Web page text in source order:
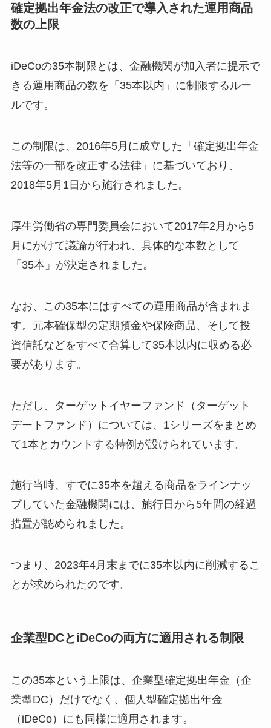
確定拠出年金法の改正で導入された運用商品
数の上限
iDeCoの35本制限とは、金融機関が加入者に提示で
きる運用商品の数を「35本以内」に制限するルー
ルです。
この制限は、2016年5月に成立した「確定拠出年金
法等の一部を改正する法律」に基づいており、
2018年5月1日から施行されました。
厚生労働省の専門委員会において2017年2月から5
月にかけて議論が行われ、具体的な本数として
「35本」が決定されました。
なお、この35本にはすべての運用商品が含まれま
す。元本確保型の定期預金や保険商品、そして投
資信託などをすべて合算して35本以内に収める必
要があります。
ただし、ターゲットイヤーファンド（ターゲット
デートファンド）については、1シリーズをまとめ
て1本とカウントする特例が設けられています。
施行当時、すでに35本を超える商品をラインナッ
プしていた金融機関には、施行日から5年間の経過
措置が認められました。
つまり、2023年4月末までに35本以内に削減するこ
とが求められたのです。
企業型DCとiDeCoの両方に適用される制限
この35本という上限は、企業型確定拠出年金（企
業型DC）だけでなく、個人型確定拠出年金
（iDeCo）にも同様に適用されます。